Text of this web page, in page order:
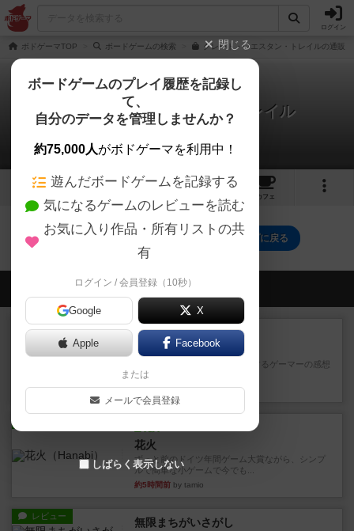
ログイン
ボドゲーマTOP ボードゲームの検索 グレート・ウエスタン・トレイルの通販/
グレート・ウエスタン・トレイル
0件の動画
17 23
カフェ
グレート・ウエスタン・トレイルのトップに戻る
会員の新しい投稿
レビュー
ワンラウンド
星5軽〜中量級を中心にプレイするゲーマーの感想
です。今回はボードゲーム...
約2時間前by おとん
花火
ずっと前のドイツ年間ゲーム大賞ながら、シンプ
ルで簡単な小ゲームで今でも...
約5時間前 by tamio
レビュー 無限まちがいさがし
閉じる
ボードゲームのプレイ履歴を記録し
て、
自分のデータを管理しませんか？
約75,000人がボドゲーマを利用中！
遊んだボードゲームを記録する
気になるゲームのレビューを読む
お気に入り作品・所有リストの共
有
ログイン / 会員登録（10秒）
Google X
Apple Facebook
または
メールで会員登録
しばらく表示しない